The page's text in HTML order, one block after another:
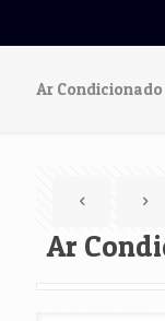
Ar Condicionado
Ar